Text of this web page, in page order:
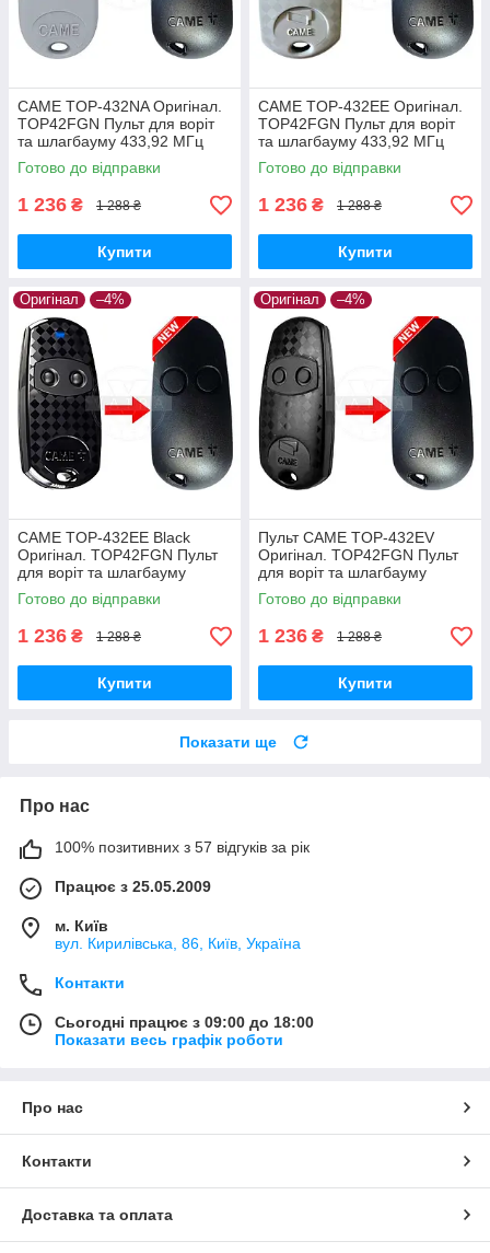
CAME TOP-432NA Оригінал.
TOP42FGN Пульт для воріт
та шлагбауму 433,92 МГц
Готово до відправки
1 236 ₴ 1 288 ₴
Купити
CAME TOP-432EE Оригінал.
TOP42FGN Пульт для воріт
та шлагбауму 433,92 МГц
Готово до відправки
1 236 ₴ 1 288 ₴
Купити
Оригінал –4%
CAME TOP-432EE Black
Оригінал. TOP42FGN Пульт
для воріт та шлагбауму
433,92 МГц
Готово до відправки
1 236 ₴ 1 288 ₴
Купити
Оригінал –4%
Пульт CAME TOP-432EV
Оригінал. TOP42FGN Пульт
для воріт та шлагбауму
433,92 МГц
Готово до відправки
1 236 ₴ 1 288 ₴
Купити
Показати ще
Про нас
100% позитивних з 57 відгуків за рік
Працює з 25.05.2009
м. Київ
вул. Кирилівська, 86, Київ, Україна
Контакти
Сьогодні працює з 09:00 до 18:00
Показати весь графік роботи
Про нас
Контакти
Доставка та оплата